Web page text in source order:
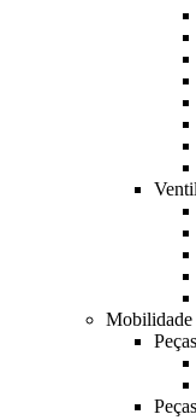
Mobilidade